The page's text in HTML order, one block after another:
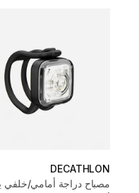
DECATHLON
مصباح دراجة أمامي/خلفي